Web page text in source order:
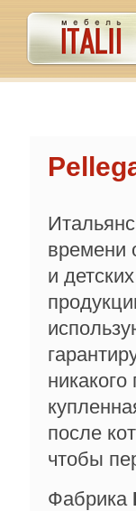
времени
и
после
чтобы
Фабрика